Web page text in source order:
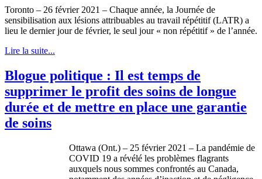
Toronto – 26 février 2021 – Chaque année, la Journée de
sensibilisation aux lésions attribuables au travail répétitif (LATR) a
lieu le dernier jour de février, le seul jour « non répétitif » de l’année.
Lire la suite...
Blogue politique : Il est temps de
supprimer le profit des soins de longue
durée et de mettre en place une garantie
de soins
Ottawa (Ont.) – 25 février 2021 – La pandémie de
COVID 19 a révélé les problèmes flagrants
auxquels nous sommes confrontés au Canada,